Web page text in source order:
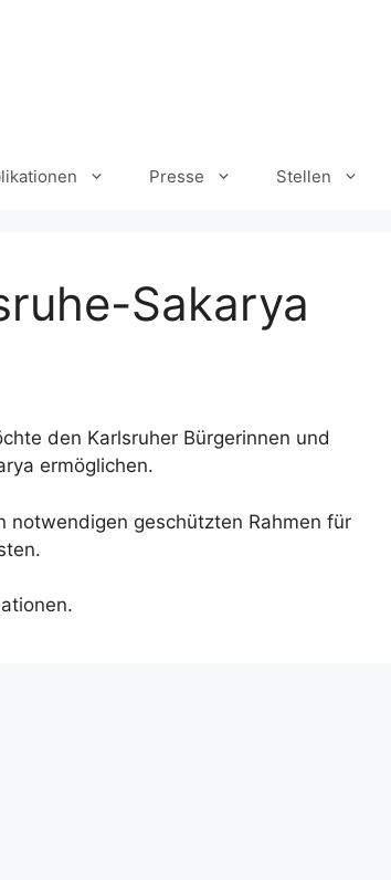
Presse Stellen
Sakarya
den Karlsruher Bürgerinnen und
ermöglichen.
geschützten Rahmen für